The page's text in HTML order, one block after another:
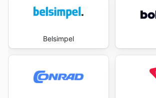
Belsimpel